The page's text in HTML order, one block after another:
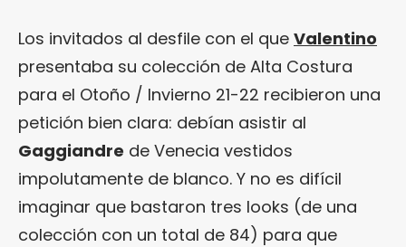
Los invitados al desfile con el que Valentino
presentaba su colección de Alta Costura
para el Otoño / Invierno 21-22 recibieron una
petición bien clara: debían asistir al
Gaggiandre de Venecia vestidos
impolutamente de blanco. Y no es difícil
imaginar que bastaron tres looks (de una
colección con un total de 84) para que